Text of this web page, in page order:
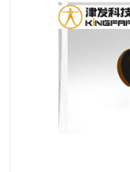
行为观察与表情分
神经营销与消费行
人机环境同步云平